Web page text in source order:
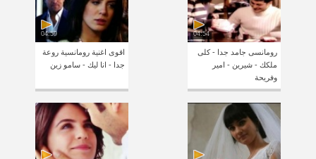
04:54
رومانسى جامد جدا - كلى
ملكك - شيرين - امير
وفريحة
04:59
اقوى اغنية رومانسية روعة
جدا - انا ليك - سامو زين